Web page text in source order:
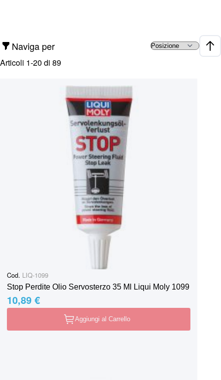
Naviga per
Articoli 1-20 di 89
Cod. LIQ-1099
Stop Perdite Olio Servosterzo 35 Ml Liqui Moly 1099
10,89 €
Aggiungi al Carrello